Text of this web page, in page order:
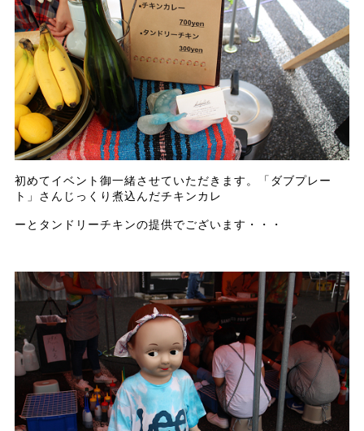
初めてイベント御一緒させていただきます。「ダブプレー
ト」さんじっくり煮込んだチキンカレ
ーとタンドリーチキンの提供でございます・・・